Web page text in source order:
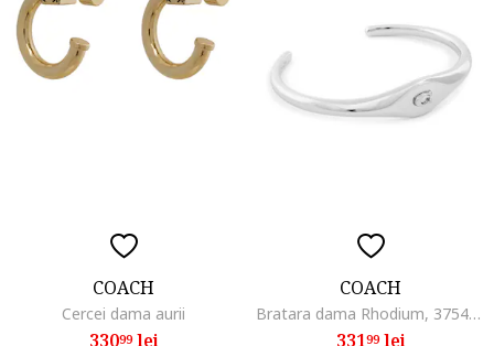
COACH
Cercei dama aurii
33099lei
COACH
Bratara dama Rhodium, 37541318, material plastic, universal
33199lei